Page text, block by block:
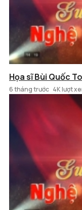
Họa sĩ Bùi Quốc
6 tháng trước 4K lượt